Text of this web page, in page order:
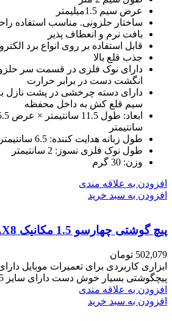
عرض سیم 1.5میلیمتر
ساختار حلزونی. مناسب استفاده
بافت نرم و انعطاف پذیر
قابل استفاده بر روی انواع برد
جذب قلع بالا
دارای نوک فلزی در قسمت سر
انگشت دست در برابر حرارت
دارای دسته چرخشی در پشت نازل
سیم قلع کش به داخل محفظه
سانتیمتر
طول زبانه هدایت کننده: 6.5 سانتیمتر
طول نوک فلزی نسوز: 2 سانتیمتر
وزن: 30 گرم
افزودن به علاقه مندی
افزودن به سبد خرید
پیچ گوشتی چهارسو 1.5 مکانیک MECHANIC MAX8
502,079 تومان
ابزاری کاربردی برای تعمیرات موبایل
پیچگوشتی بسیار خوش دست دارای سایز 1.5 میلیمتر
افزودن به علاقه مندی
افزودن به سبد خرید